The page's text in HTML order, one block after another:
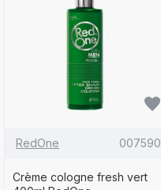
RedOne 007590
Crème cologne fresh vert